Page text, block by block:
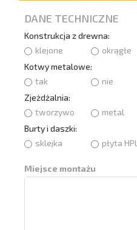
DANE TECHNICZNE
Konstrukcja z drewna:
klejone
okrągłe
Kotwy metalowe:
tak
nie
Zjeżdżalnia:
tworzywo
metal
Burty i daszki:
sklejka
płyta HPL
Miejsce montażu